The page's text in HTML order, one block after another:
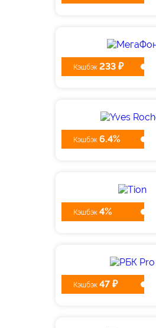
Кэшбэк 233 ₽
Кэшбэк 6.4%
Кэшбэк 4%
Кэшбэк 47 ₽